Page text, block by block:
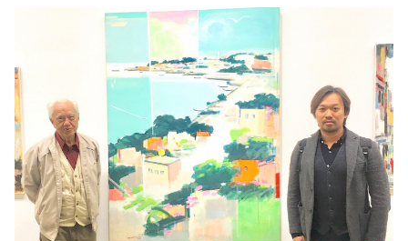
何肇衢-戰後台灣現代繪畫運動前輩